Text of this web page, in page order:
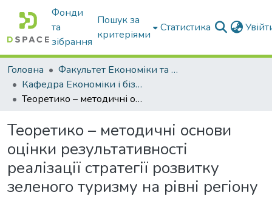
Фонди
та
зібрання
Пошук за
критеріями
Статистика
Головна
Факультет Економіки та бізнесу
Кафедра Економіки і бізнесу
Теоретико – методичні основи оцінки результативності реалізації стратегії розвитку зеленого туризму на рівні регіону
Теоретико – методичні основи
оцінки результативності
реалізації стратегії розвитку
зеленого туризму на рівні регіону